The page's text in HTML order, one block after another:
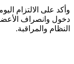
وأكد على الالتزام
دخول وانصراف
النظام والمراقبة.